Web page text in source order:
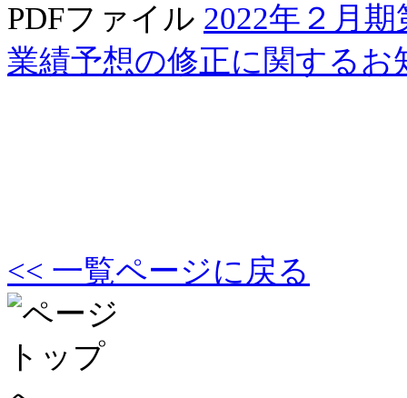
PDFファイル 2022年２月
業績予想の修正に関するお
<< 一覧ページに戻る